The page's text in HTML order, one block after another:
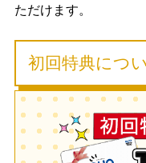
ただけます。
初回特典につ